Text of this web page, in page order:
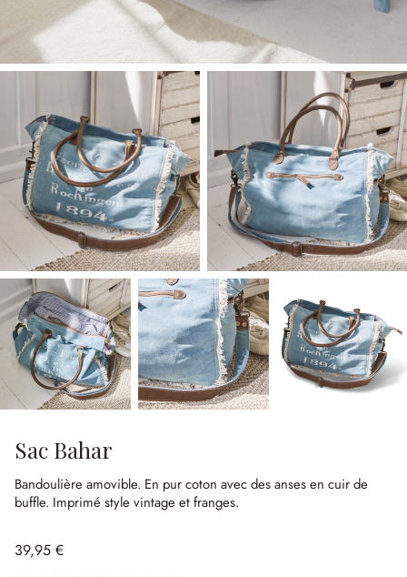
Sac Bahar
Bandoulière amovible. En pur coton avec des anses en cuir de
buffle. Imprimé style vintage et franges.
39,95 €